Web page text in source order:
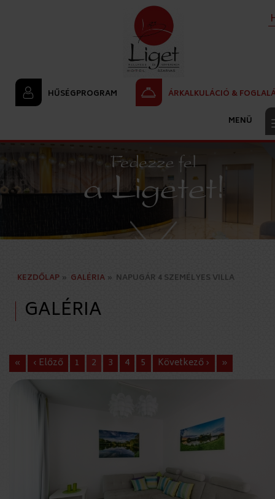
HŰSÉGPROGRAM ÁRKALKULÁCIÓ &
KEZDŐLAP » GALÉRIA » NAPUGÁR 4 SZEMÉLYES VILLA
GALÉRIA
« ‹ Előző 1 2 3 4 5 Következő › »